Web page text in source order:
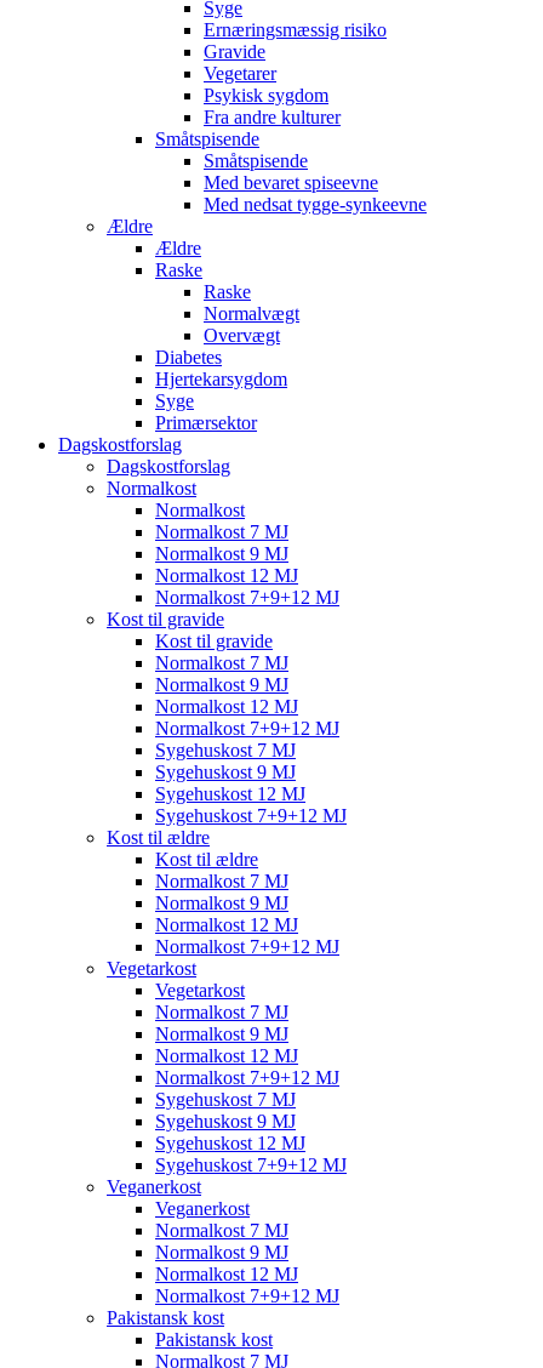
Syge
Ernæringsmæssig risiko
Gravide
Vegetarer
Psykisk sygdom
Fra andre kulturer
Småtspisende
Småtspisende
Med bevaret spiseevne
Med nedsat tygge-synkeevne
Ældre
Ældre
Raske
Raske
Normalvægt
Overvægt
Diabetes
Hjertekarsygdom
Syge
Primærsektor
Dagskostforslag
Dagskostforslag
Normalkost
Normalkost
Normalkost 7 MJ
Normalkost 9 MJ
Normalkost 12 MJ
Normalkost 7+9+12 MJ
Kost til gravide
Kost til gravide
Normalkost 7 MJ
Normalkost 9 MJ
Normalkost 12 MJ
Normalkost 7+9+12 MJ
Sygehuskost 7 MJ
Sygehuskost 9 MJ
Sygehuskost 12 MJ
Sygehuskost 7+9+12 MJ
Kost til ældre
Kost til ældre
Normalkost 7 MJ
Normalkost 9 MJ
Normalkost 12 MJ
Normalkost 7+9+12 MJ
Vegetarkost
Vegetarkost
Normalkost 7 MJ
Normalkost 9 MJ
Normalkost 12 MJ
Normalkost 7+9+12 MJ
Sygehuskost 7 MJ
Sygehuskost 9 MJ
Sygehuskost 12 MJ
Sygehuskost 7+9+12 MJ
Veganerkost
Veganerkost
Normalkost 7 MJ
Normalkost 9 MJ
Normalkost 12 MJ
Normalkost 7+9+12 MJ
Pakistansk kost
Pakistansk kost
Normalkost 7 MJ